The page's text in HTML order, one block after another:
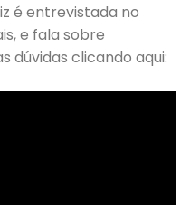
é entrevistada no
e fala sobre
dúvidas clicando aqui: